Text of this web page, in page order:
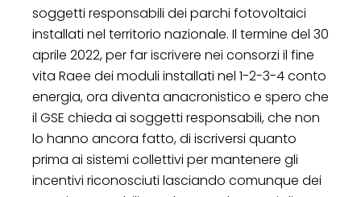
soggetti responsabili dei parchi fotovoltaici
installati nel territorio nazionale. Il termine del 30
aprile 2022, per far iscrivere nei consorzi il fine
vita Raee dei moduli installati nel 1-2-3-4 conto
energia, ora diventa anacronistico e spero che
il GSE chieda ai soggetti responsabili, che non
lo hanno ancora fatto, di iscriversi quanto
prima ai sistemi collettivi per mantenere gli
incentivi riconosciuti lasciando comunque dei